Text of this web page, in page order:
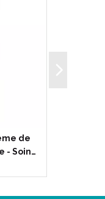
de
- Soin…